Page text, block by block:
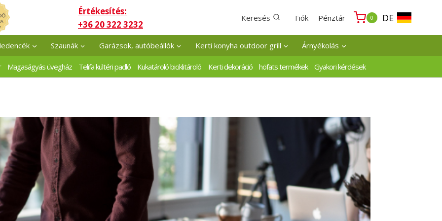
Értékesítés:
+36 20 322 3232
Keresés Fiók Pénztár 0 DE
Szaunák Garázsok, autóbeállók Kerti konyha outdoor grill Árnyékolás
Magaságyás üvegház Telifa kültéri padló Kukatároló biciklitároló Kerti dekoráció höfats termékek Gyakori kérdések